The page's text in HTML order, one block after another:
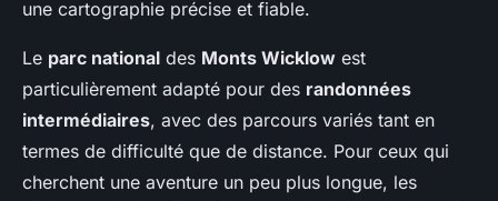
une cartographie précise et fiable.
Le parc national des Monts Wicklow est
particulièrement adapté pour des randonnées
intermédiaires, avec des parcours variés tant en
termes de difficulté que de distance. Pour ceux qui
cherchent une aventure un peu plus longue, les